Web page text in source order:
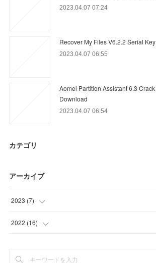
2023.04.07 07:24
Recover My Files V6.2.2 Serial Key
2023.04.07 06:55
Aomei Partition Assistant 6.3
Download
2023.04.07 06:54
カテゴリ
アーカイブ
2023 (7)
(5
2022 (16)